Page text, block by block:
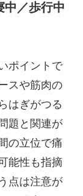
中／歩行中
ポイントで
スや筋肉の
はぎがつる
題と関連が
の立位で痛
能性も指摘
点は注意が